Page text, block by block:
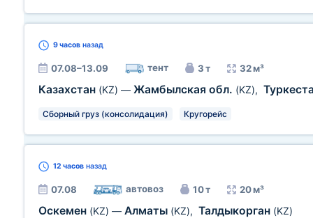
9 часов назад
07.08–13.09 тент 3 т 32 м³
Казахстан (KZ) — Жамбылская обл. (KZ),
Сборный груз (консолидация) Кругорейс
12 часов назад
07.08 автовоз 10 т 20 м³
Оскемен (KZ) — Алматы (KZ), Талдыкорган (KZ)